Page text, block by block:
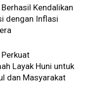
Kendalikan
dengan Inflasi
Layak Huni untuk
dan Masyarakat